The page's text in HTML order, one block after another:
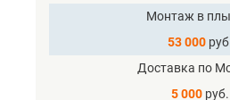
Монтаж в
53 000
Доставка по
5 000руб.